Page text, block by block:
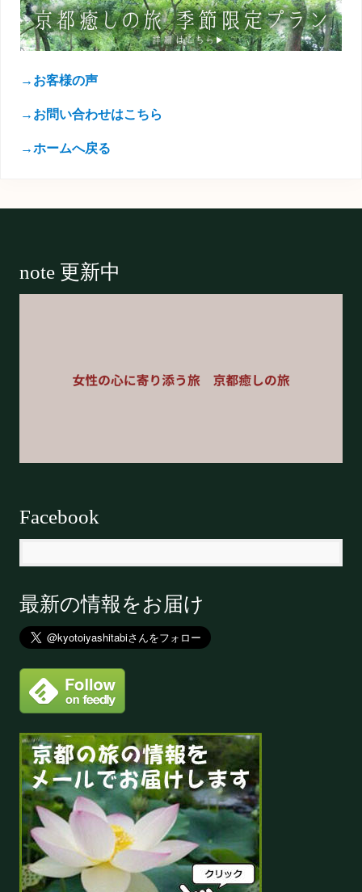
→お客様の声
→お問い合わせはこちら
→ホームへ戻る
note 更新中
Facebook
最新の情報をお届け